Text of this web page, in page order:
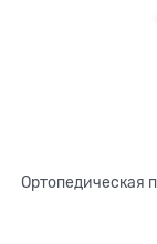
Ортопедическая